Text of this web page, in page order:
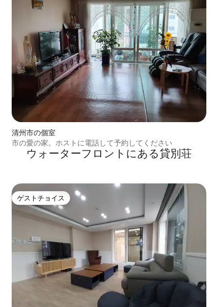
清州市の個室
市の愛の家。ホストに電話して予約してください
ウォーターフロントにある貸別荘
ゲストチョイス
ゲストチョイス